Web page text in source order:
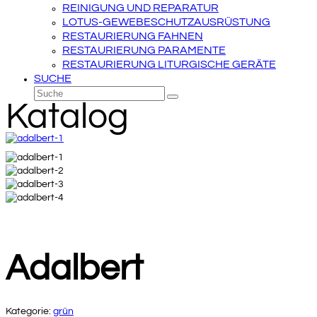
REINIGUNG UND REPARATUR
LOTUS-GEWEBESCHUTZAUSRÜSTUNG
RESTAURIERUNG FAHNEN
RESTAURIERUNG PARAMENTE
RESTAURIERUNG LITURGISCHE GERÄTE
SUCHE
Suche
Senden
Katalog
Adalbert
Kategorie: grün